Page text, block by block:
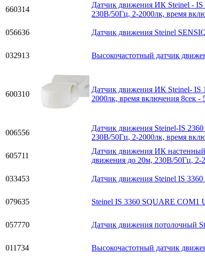
660314
Датчик движения ИК Steinel - IS
230В/50Гц, 2-2000лк, время
056636 Датчик движения Steinel
032913 Высокочастотный датчик
600310
Датчик движения ИК Steinel- IS
2000лк, время включения 8сек
006556
Датчик движения Steinel-IS
230В/50Гц, 2-2000лк, время
605711
Датчик движения ИК настенный
движения до 20м, 230В/50Гц, 2-
033453 Датчик движения Steinel IS
079635 Steinel IS 3360 SQUARE COM1
057770 Датчик движения потолочный
011734 Высокочастотный датчик